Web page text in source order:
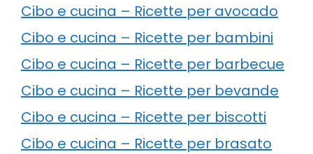
Cibo e cucina – Ricette per avocado
Cibo e cucina – Ricette per bambini
Cibo e cucina – Ricette per barbecue
Cibo e cucina – Ricette per bevande
Cibo e cucina – Ricette per biscotti
Cibo e cucina – Ricette per brasato